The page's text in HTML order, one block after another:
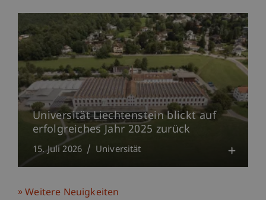
Universität Liechtenstein blickt auf
erfolgreiches Jahr 2025 zurück
15. Juli 2026 Universität
Weitere Neuigkeiten